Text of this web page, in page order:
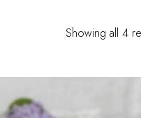
Showing all 4